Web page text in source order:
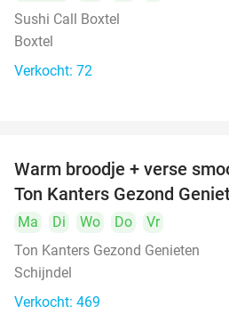
Sushi Call Boxtel
Boxtel
Verkocht: 72
Warm broodje + verse
Ton Kanters Gezond
Ma Di Wo Do
Vr
Ton Kanters Gezond Genieten
Schijndel
Verkocht: 469